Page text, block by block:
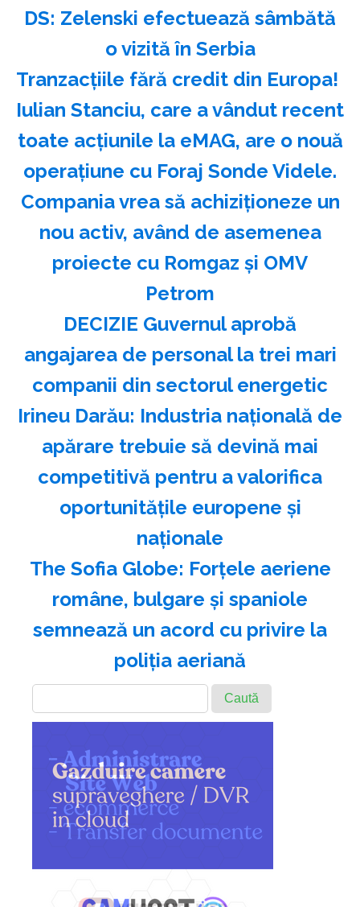
DS: Zelenski efectuează sâmbătă
o vizită în Serbia
Tranzacțiile fără credit din Europa!
Iulian Stanciu, care a vândut recent
toate acțiunile la eMAG, are o nouă
operațiune cu Foraj Sonde Videle.
Compania vrea să achiziționeze un
nou activ, având de asemenea
proiecte cu Romgaz și OMV
Petrom
DECIZIE Guvernul aprobă
angajarea de personal la trei mari
companii din sectorul energetic
Irineu Darău: Industria naţională de
apărare trebuie să devină mai
competitivă pentru a valorifica
oportunităţile europene şi
naţionale
The Sofia Globe: Forţele aeriene
române, bulgare şi spaniole
semnează un acord cu privire la
poliţia aeriană